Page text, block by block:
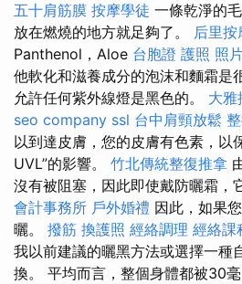
五十肩筋膜 按摩學徒 一條乾淨的
放在燃燒的地方就足夠了。 后里
Panthenol，Aloe 台胞證 護照 照
他軟化和滋養成分的泡沫和麵霜是
允許任何紫外線燈是黑色的。 大雅
seo company ssl 台中肩頸放鬆
以到達皮膚，您的皮膚有色素，以
UVL”的影響。 竹北傳統整復推拿
沒有被阻塞，因此即使戴防曬霜，
會計事務所 戶外婚禮 因此，如果
曬。 撥筋 換護照 經絡調理 經絡課
我以前建議的曬黑方法或選擇一種
換。 平均而言，整個身體都被30